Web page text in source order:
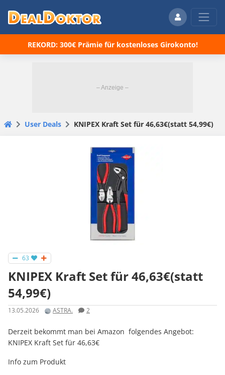
REKORD: 300€ Prämie für kostenloses Girokonto!
User Deals KNIPEX Kraft Set für 46,63€(statt 54,99€)
63
KNIPEX Kraft Set für 46,63€(statt
54,99€)
13.05.2026 ASTRA. 2
Derzeit bekommt man bei Amazon folgendes Angebot:
KNIPEX Kraft Set für 46,63€
Info zum Produkt